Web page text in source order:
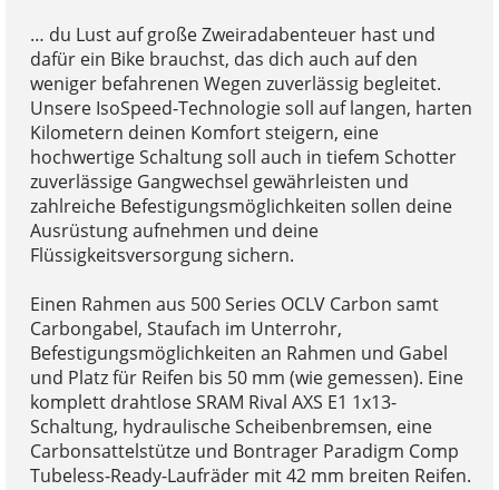
… du Lust auf große Zweiradabenteuer hast und
dafür ein Bike brauchst, das dich auch auf den
weniger befahrenen Wegen zuverlässig begleitet.
Unsere IsoSpeed-Technologie soll auf langen, harten
Kilometern deinen Komfort steigern, eine
hochwertige Schaltung soll auch in tiefem Schotter
zuverlässige Gangwechsel gewährleisten und
zahlreiche Befestigungsmöglichkeiten sollen deine
Ausrüstung aufnehmen und deine
Flüssigkeitsversorgung sichern.
Einen Rahmen aus 500 Series OCLV Carbon samt
Carbongabel, Staufach im Unterrohr,
Befestigungsmöglichkeiten an Rahmen und Gabel
und Platz für Reifen bis 50 mm (wie gemessen). Eine
komplett drahtlose SRAM Rival AXS E1 1x13-
Schaltung, hydraulische Scheibenbremsen, eine
Carbonsattelstütze und Bontrager Paradigm Comp
Tubeless-Ready-Laufräder mit 42 mm breiten Reifen.